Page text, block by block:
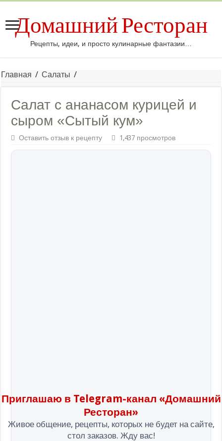
Домашний Ресторан
Рецепты, идеи, и просто кулинарные фантазии…
Главная / Салаты /
Салат с ананасом курицей и
сыром «Сытый кум»
Оставить отзыв к рецепту 1,437 просмотров
Приглашаю в Telegram-канал «Домашний
Ресторан»
Живое общение, рецепты, которых не будет на сайте,
стол заказов. Жду вас!